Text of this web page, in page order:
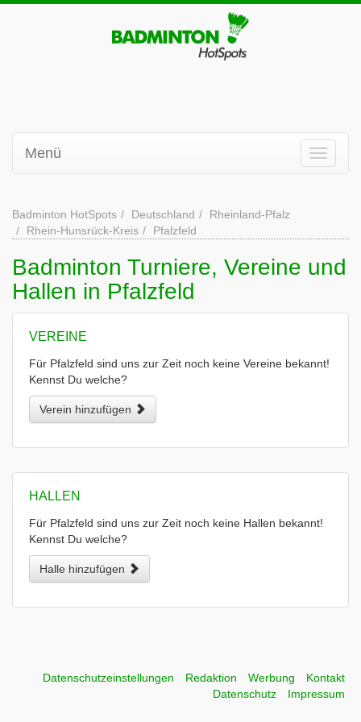
Menü
Badminton HotSpots Deutschland
Rheinland-Pfalz
Rhein-Hunsrück-Kreis
Pfalzfeld
Badminton Turniere, Vereine und
Hallen in Pfalzfeld
VEREINE
Für Pfalzfeld sind uns zur Zeit noch keine Vereine bekannt!
Kennst Du welche?
Verein hinzufügen
HALLEN
Für Pfalzfeld sind uns zur Zeit noch keine Hallen bekannt!
Kennst Du welche?
Halle hinzufügen
Datenschutzeinstellungen Redaktion Werbung
Kontakt
Datenschutz
Impressum